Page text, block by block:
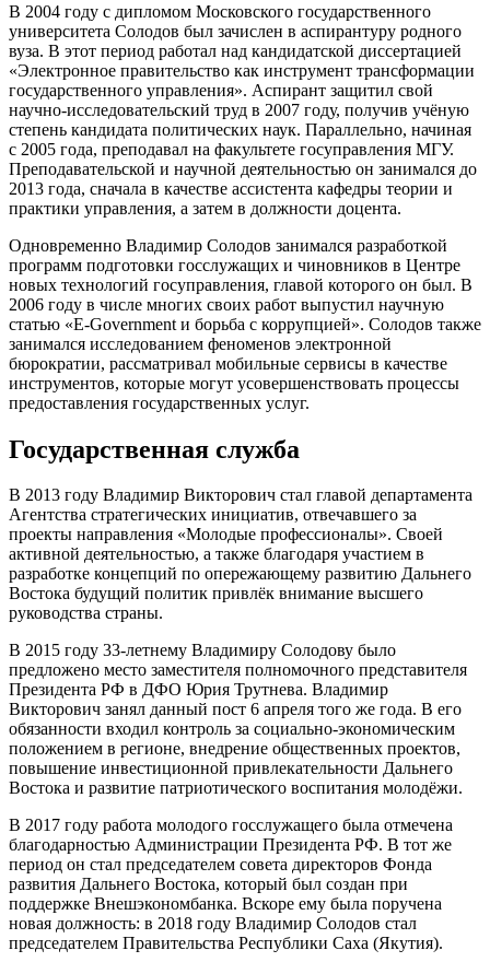
В 2004 году с дипломом Московского государственного
университета Солодов был зачислен в аспирантуру родного
вуза. В этот период работал над кандидатской диссертацией
«Электронное правительство как инструмент трансформации
государственного управления». Аспирант защитил свой
научно-исследовательский труд в 2007 году, получив учёную
степень кандидата политических наук. Параллельно, начиная
с 2005 года, преподавал на факультете госуправления МГУ.
Преподавательской и научной деятельностью он занимался до
2013 года, сначала в качестве ассистента кафедры теории и
практики управления, а затем в должности доцента.
Одновременно Владимир Солодов занимался разработкой
программ подготовки госслужащих и чиновников в Центре
новых технологий госуправления, главой которого он был. В
2006 году в числе многих своих работ выпустил научную
статью «E-Government и борьба с коррупцией». Солодов также
занимался исследованием феноменов электронной
бюрократии, рассматривал мобильные сервисы в качестве
инструментов, которые могут усовершенствовать процессы
предоставления государственных услуг.
Государственная служба
В 2013 году Владимир Викторович стал главой департамента
Агентства стратегических инициатив, отвечавшего за
проекты направления «Молодые профессионалы». Своей
активной деятельностью, а также благодаря участием в
разработке концепций по опережающему развитию Дальнего
Востока будущий политик привлёк внимание высшего
руководства страны.
В 2015 году 33-летнему Владимиру Солодову было
предложено место заместителя полномочного представителя
Президента РФ в ДФО Юрия Трутнева. Владимир
Викторович занял данный пост 6 апреля того же года. В его
обязанности входил контроль за социально-экономическим
положением в регионе, внедрение общественных проектов,
повышение инвестиционной привлекательности Дальнего
Востока и развитие патриотического воспитания молодёжи.
В 2017 году работа молодого госслужащего была отмечена
благодарностью Администрации Президента РФ. В тот же
период он стал председателем совета директоров Фонда
развития Дальнего Востока, который был создан при
поддержке Внешэкономбанка. Вскоре ему была поручена
новая должность: в 2018 году Владимир Солодов стал
председателем Правительства Республики Саха (Якутия).